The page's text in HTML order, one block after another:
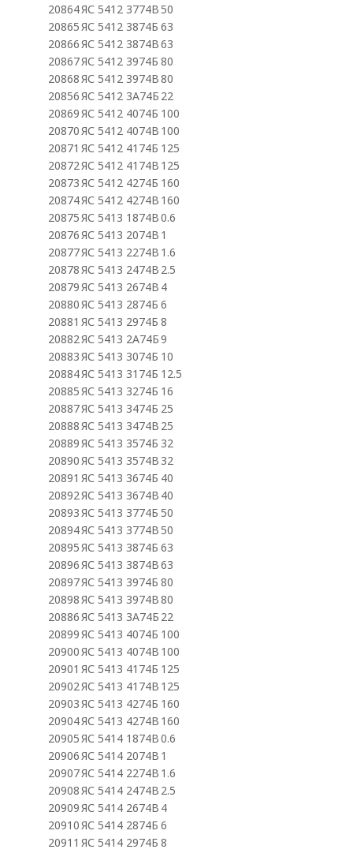
20864ЯС 5412 3774В50
20865ЯС 5412 3874Б 63
20866ЯС 5412 3874В63
20867ЯС 5412 3974Б 80
20868ЯС 5412 3974В80
20856ЯС 5412 3А74Б 22
20869ЯС 5412 4074Б 100
20870ЯС 5412 4074В 100
20871 ЯС 5412 4174Б 125
20872ЯС 5412 4174В 125
20873ЯС 5412 4274Б 160
20874ЯС 5412 4274В 160
20875ЯС 5413 1874В0.6
20876ЯС 5413 2074В 1
20877ЯС 5413 2274В 1.6
20878ЯС 5413 2474В 2.5
20879ЯС 5413 2674В 4
20880ЯС 5413 2874Б 6
20881 ЯС 5413 2974Б 8
20882ЯС 5413 2А74Б9
20883ЯС 5413 3074Б 10
20884ЯС 5413 3174Б 12.5
20885ЯС 5413 3274Б 16
20887ЯС 5413 3474Б 25
20888ЯС 5413 3474В 25
20889ЯС 5413 3574Б 32
20890ЯС 5413 3574В32
20891 ЯС 5413 3674Б 40
20892ЯС 5413 3674В 40
20893ЯС 5413 3774Б 50
20894ЯС 5413 3774В50
20895ЯС 5413 3874Б 63
20896ЯС 5413 3874В63
20897ЯС 5413 3974Б 80
20898ЯС 5413 3974В80
20886ЯС 5413 3А74Б 22
20899ЯС 5413 4074Б 100
20900ЯС 5413 4074В 100
20901 ЯС 5413 4174Б 125
20902ЯС 5413 4174В 125
20903ЯС 5413 4274Б 160
20904ЯС 5413 4274В 160
20905ЯС 5414 1874В0.6
20906ЯС 5414 2074В 1
20907ЯС 5414 2274В 1.6
20908ЯС 5414 2474В 2.5
20909ЯС 5414 2674В 4
20910ЯС 5414 2874Б 6
20911 ЯС 5414 2974Б 8